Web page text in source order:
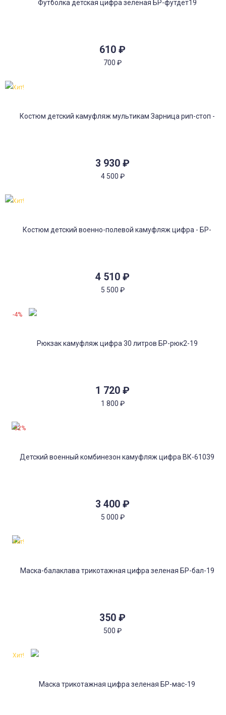
610 ₽
700 ₽
3 930 ₽
4 500 ₽
Хит!
4 510 ₽
5 500 ₽
Хит!
1 720 ₽
1 800 ₽
-4%
3 400 ₽
5 000 ₽
-32%
350 ₽
500 ₽
Хит!
Хит!